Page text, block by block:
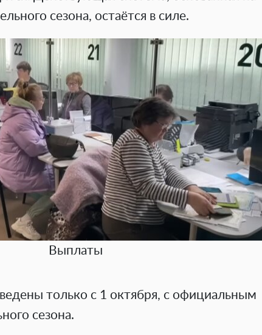
сезона, остаётся в силе.
Выплаты
только с 1 октября, с официальным
сезона.